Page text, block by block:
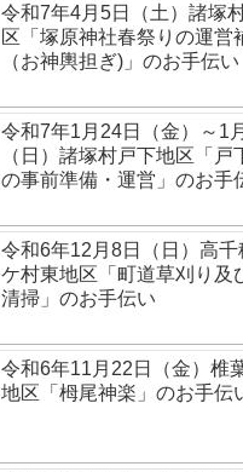
令和7年4月5日（土）諸塚
区「塚原神社春祭りの運営
（お神輿担ぎ)」のお手伝い
令和7年1月24日（金）～1
（日）諸塚村戸下地区「戸
の事前準備・運営」のお手
令和6年12月8日（日）高千
ケ村東地区「町道草刈り及
清掃」のお手伝い
令和6年11月22日（金）椎
地区「栂尾神楽」のお手伝